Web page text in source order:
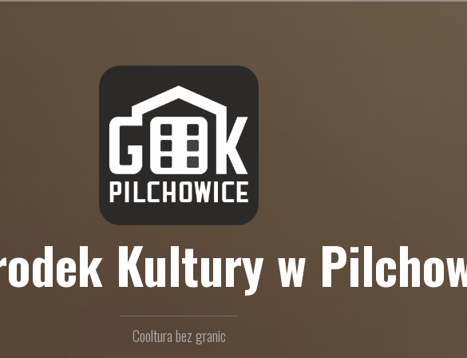
Kultury w
Cooltura bez granic